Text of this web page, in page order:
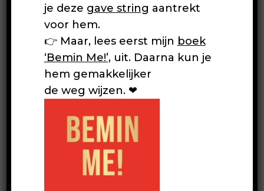
je deze gave string aantrekt
voor hem.
👉 Maar, lees eerst mijn boek
‘Bemin Me!’, uit. Daarna kun je
hem gemakkelijker
de weg wijzen. ❤